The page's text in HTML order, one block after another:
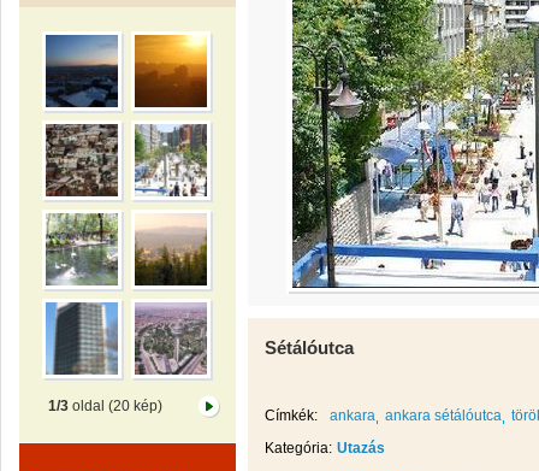
1/3oldal (20 kép)
Sétálóutca
Címkék: ankara ankara sétálóutca
Kategória: Utazás